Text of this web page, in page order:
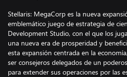
Stellaris: MegaCorp es la nueva
emblemático juego de estrategia de
Development Studio, con el que los
una nueva era de prosperidad y
esta expansión centrada en la
ser consejeros delegados de un
para extender sus operaciones por las